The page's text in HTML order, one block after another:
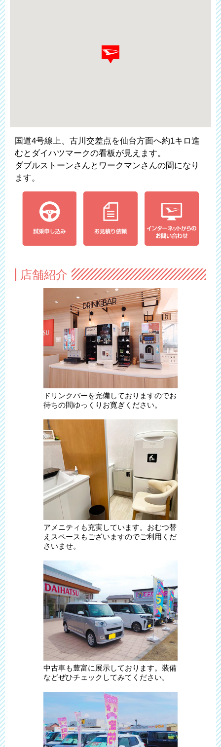
国道4号線上、古川交差点を仙台方面へ約1キロ進
むとダイハツマークの看板が見えます。
ダブルストーンさんとワークマンさんの間になり
ます。
店舗紹介
ドリンクバーを完備しておりますのでお
待ちの間ゆっくりお寛ぎください。
アメニティも充実しています。おむつ替
えスペースもございますのでご利用くだ
さいませ。
中古車も豊富に展示しております。装備
などぜひチェックしてみてください。